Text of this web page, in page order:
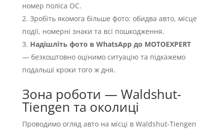
номер поліса OC.
Зробіть якомога більше фото: обидва авто, місце
події, номерні знаки та всі пошкодження.
Надішліть фото в WhatsApp до MOTOEXPERT
— безкоштовно оцінимо ситуацію та підкажемо
подальші кроки того ж дня.
Зона роботи — Waldshut-
Tiengen та околиці
Проводимо огляд авто на місці в Waldshut-Tiengen